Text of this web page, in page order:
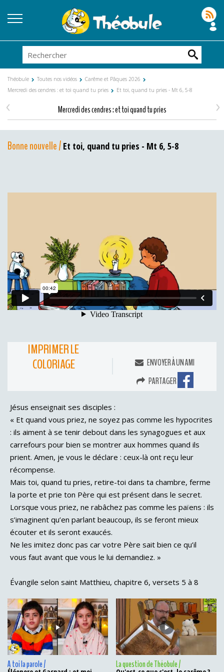
Théobule Toutes nos vidéos
Carême et Pâques 2026
Mercredi des cendres : et toi quand tu pries
Et toi, quand tu pries - Mt 6, 5-8
Mercredi des cendres : et toi quand tu pries
< >
Bonne nouvelle / Et toi, quand tu pries - Mt 6, 5-8
IMPRIMER LE
COLORIAGE
ENVOYER À UN AMI
PARTAGER
Jésus enseignait ses disciples :
« Et quand vous priez, ne soyez pas comme les hypocrites
: ils aiment à se tenir debout dans les synagogues et aux
carrefours pour bien se montrer aux hommes quand ils
prient. Amen, je vous le déclare : ceux-là ont reçu leur
récompense.
Mais toi, quand tu pries, retire-toi dans ta chambre, ferme
la porte et prie ton Père qui est présent dans le secret.
Lorsque vous priez, ne rabâchez pas comme les païens : ils
s’imaginent qu’en parlant beaucoup, ils se feront mieux
écouter et ils seront exaucés.
Ne les imitez donc pas car votre Père sait bien ce qu’il
vous faut avant que vous le lui demandiez. »
Évangile selon saint Matthieu, chapitre 6, versets 5 à 8
A toi la parole / La question de Théobule /